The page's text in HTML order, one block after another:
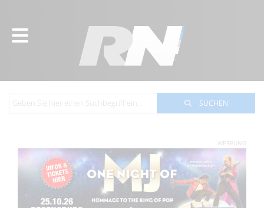
SUCHEN
WERBUNG